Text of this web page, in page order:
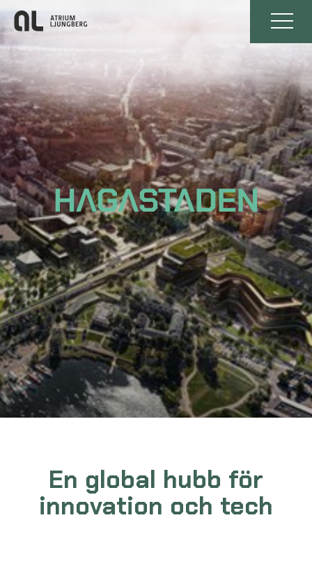
En global hubb för
innovation och tech